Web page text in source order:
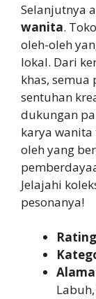
Selanjutnya
wanita.
oleh-oleh
lokal. Dari
khas,
sentuhan
dukungan
karya
oleh yang
Jelajahi
pesonanya!